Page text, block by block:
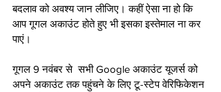
बदलाव को अवश्य जान लीजिए। कहीं ऐसा ना हो कि
आप गूगल अकाउंट होते हुए भी इसका इस्तेमाल ना कर
पाएं।
गूगल 9 नवंबर से  सभी Google अकाउंट यूजर्स को
अपने अकाउंट तक पहुंचने के लिए टू-स्टेप वेरिफिकेशन